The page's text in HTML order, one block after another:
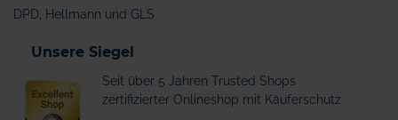
DPD, Hellmann und GLS
Unsere Siegel
Seit über 5 Jahren Trusted Shops
zertifizierter Onlineshop mit Käuferschutz